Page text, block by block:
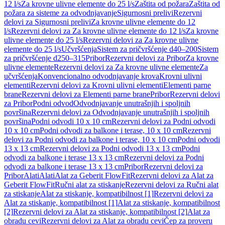
12 l/sZa krovne ulivne elemente do 25 l/sZaštita od požaraZaštita od
požara za sisteme za odvodnjavanjeSigurnosni preliviRezervni
delovi za Sigurnosni preliviZa krovne ulivne elemente do 12
l/sRezervni delovi za Za krovne ulivne elemente do 12 l/sZa krovne
ulivne elemente do 25 l/sRezervni delovi za Za krovne ulivne
elemente do 25 l/sUčvršćenjaSistem za pričvršćenje d40–200Sistem
za pričvršćenje d250–315PriborRezervni delovi za PriborZa krovne
ulivne elementeRezervni delovi za Za krovne ulivne elementeZa
učvršćenjaKonvencionalno odvodnjavanje krovaKrovni ulivni
elementiRezervni delovi za Krovni ulivni elementiElementi parne
braneRezervni delovi za Elementi parne branePriborRezervni delovi
za PriborPodni odvodOdvodnjavanje unutrašnjih i spoljnih
površinaRezervni delovi za Odvodnjavanje unutrašnjih i spoljnih
površinaPodni odvodi 10 x 10 cmRezervni delovi za Podni odvodi
10 x 10 cmPodni odvodi za balkone i terase, 10 x 10 cmRezervni
delovi za Podni odvodi za balkone i terase, 10 x 10 cmPodni odvodi
13 x 13 cmRezervni delovi za Podni odvodi 13 x 13 cmPodni
odvodi za balkone i terase 13 x 13 cmRezervni delovi za Podni
odvodi za balkone i terase 13 x 13 cmPriborRezervni delovi za
PriborAlatiAlatiAlat za Geberit FlowFitRezervni delovi za Alat za
Geberit FlowFitRučni alat za stiskanjeRezervni delovi za Ručni alat
za stiskanjeAlat za stiskanje, kompatibilnost [1]Rezervni delovi za
Alat za stiskanje, kompatibilnost [1]Alat za stiskanje, kompatibilnost
[2]Rezervni delovi za Alat za stiskanje, kompatibilnost [2]Alat za
obradu ceviRezervni delovi za Alat za obradu ceviČep za proveru